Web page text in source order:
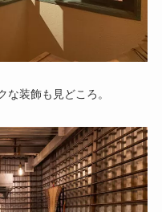
装飾も見どころ。